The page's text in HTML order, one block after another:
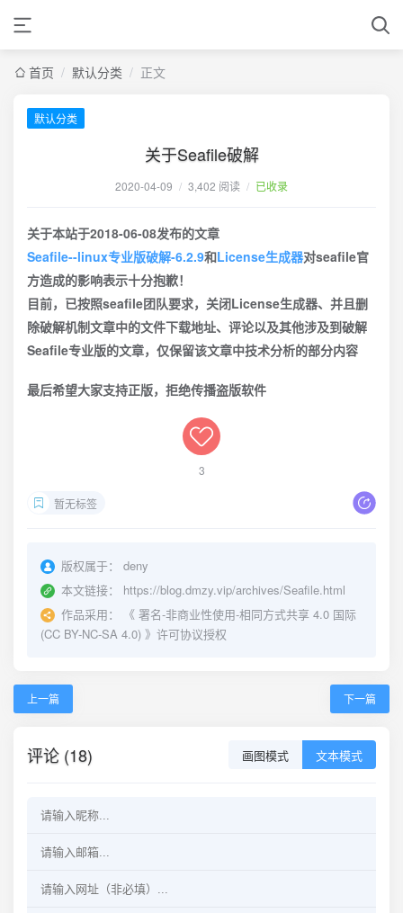
首页 / 默认分类 / 正文
默认分类
关于Seafile破解
2020-04-09 / 3,402 阅读 / 已收录
关于本站于2018-06-08发布的文章
Seafile--linux专业版破解-6.2.9和License生成器对seafile官
方造成的影响表示十分抱歉！
目前，已按照seafile团队要求，关闭License生成器、并且删
除破解机制文章中的文件下载地址、评论以及其他涉及到破解
Seafile专业版的文章，仅保留该文章中技术分析的部分内容
最后希望大家支持正版，拒绝传播盗版软件
3
暂无标签
版权属于：
deny
本文链接：
https://blog.dmzy.vip/archives/Seafile.html
作品采用：
《 署名-非商业性使用-相同方式共享 4.0 国际
(CC BY-NC-SA 4.0) 》许可协议授权
上一篇 下一篇
评论 (18) 画图模式 文本模式